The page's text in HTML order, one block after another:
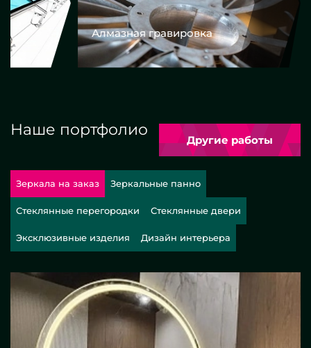
Алмазная гравировка
Наше портфолио
Другие работы
Зеркала на заказ Зеркальные панно
Стеклянные перегородки Стеклянные двери
Эксклюзивные изделия Дизайн интерьера